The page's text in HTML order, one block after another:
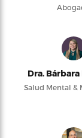
Dra. Bárbara
Salud Mental &